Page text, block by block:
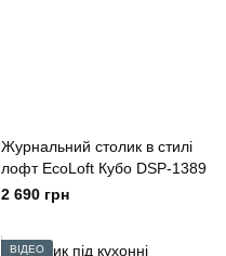
Журнальний столик в стилі
лофт EcoLoft Кубо DSP-1389
2 690 грн
ВІДЕО